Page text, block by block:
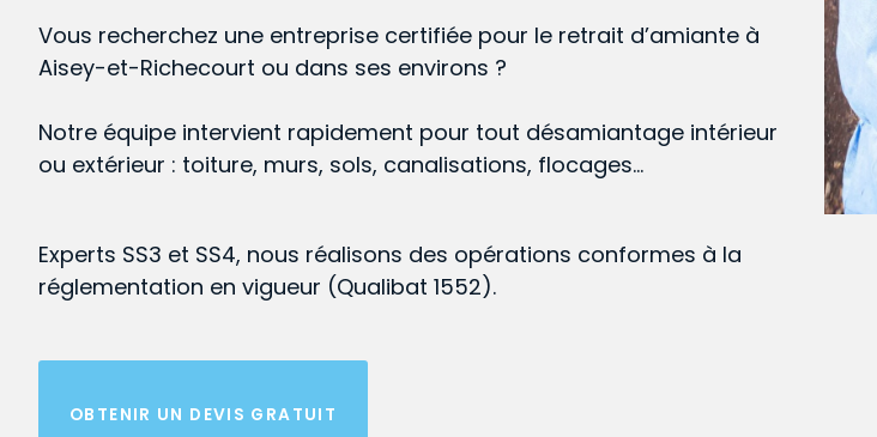
Vous recherchez une entreprise certifiée pour le retrait d’amiante à
Aisey-et-Richecourt ou dans ses environs ?
Notre équipe intervient rapidement pour tout désamiantage intérieur
ou extérieur : toiture, murs, sols, canalisations, flocages…
Experts SS3 et SS4, nous réalisons des opérations conformes à la
réglementation en vigueur (Qualibat 1552).
OBTENIR UN DEVIS GRATUIT